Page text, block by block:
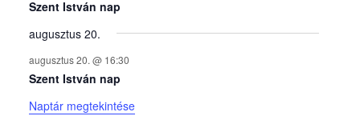
y
e
k
Szent István nap
augusztus 20.
augusztus 20. @ 16:30
Szent István nap
Naptár megtekintése